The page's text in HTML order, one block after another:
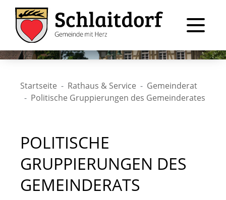
Startseite Rathaus & Service
Gemeinderat
Politische Gruppierungen des Gemeinderates
POLITISCHE
GRUPPIERUNGEN DES
GEMEINDERATS